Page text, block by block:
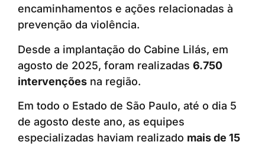
encaminhamentos e ações relacionadas à
prevenção da violência.
Desde a implantação do Cabine Lilás, em
agosto de 2025, foram realizadas 6.750
intervenções na região.
Em todo o Estado de São Paulo, até o dia 5
de agosto deste ano, as equipes
especializadas haviam realizado mais de 15